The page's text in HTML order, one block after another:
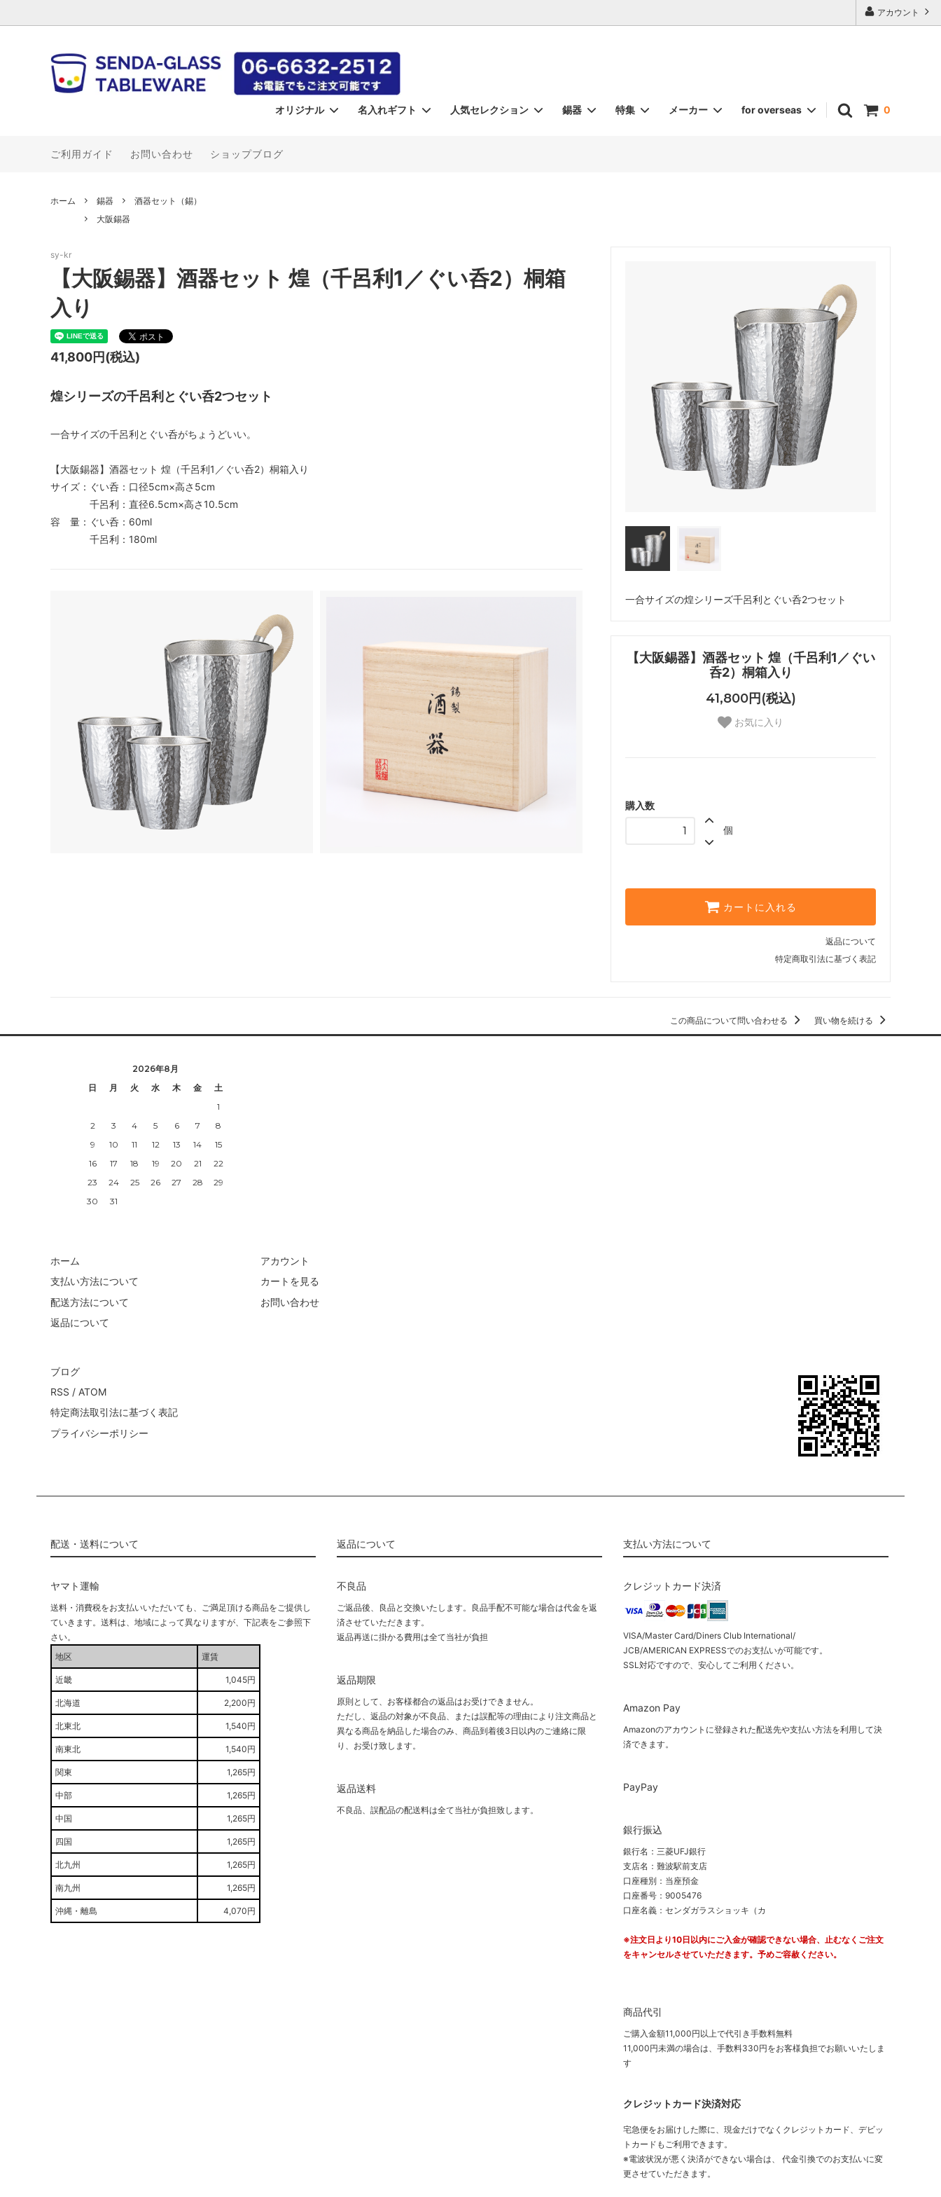
アカウント
0
オリジナル
冷香 環 -tamaki-
名入れギフト
《名入れ》ステンレスタンブラー 《名入れ》錫器
人気セレクション
ガラス皿 皿
酒器
錫器
タンブラー・ビアジョッキ（錫） 千呂利・徳利・タンポ（錫）
特集
飲食店さん応援企画
メーカー
アデリア 大阪錫器
ミヤザキ食器
カリタ ユキワ カンダ
吉谷硝子
for overseas
Shop Online Bulk / Custom Orders
ご利用ガイド お問い合わせ ショップブログ
ホーム 錫器
酒器セット（錫）
大阪錫器
一合サイズの煌シリーズ千呂利とぐい呑2つセット
【大阪錫器】酒器セット 煌（千呂利1／ぐい
呑2）桐箱入り
41,800円(税込)
お気に入り
購入数
個
カートに入れる
返品について
特定商取引法に基づく表記
sy-kr
【大阪錫器】酒器セット 煌（千呂利1／ぐい呑2）桐箱
入り
41,800円(税込)
煌シリーズの千呂利とぐい呑2つセット
一合サイズの千呂利とぐい呑がちょうどいい。
【大阪錫器】酒器セット 煌（千呂利1／ぐい呑2）桐箱入り
サイズ：ぐい呑：口径5cm×高さ5cm
千呂利：直径6.5cm×高さ10.5cm
容 量：ぐい呑：60ml
千呂利：180ml
この商品について問い合わせる 買い物を続ける
2026年8月
日
月 火 水 木 金
土
1
2
3 4 5 6 7
8
9
10 11 12 13 14
15
16
17 18 19 20 21
22
23
24 25 26 27 28
29
30
31
ホーム
支払い方法について
配送方法について
返品について
アカウント
カートを見る
お問い合わせ
ブログ
RSS / ATOM
特定商法取引法に基づく表記
プライバシーポリシー
配送・送料について
ヤマト運輸
送料・消費税をお支払いいただいても、ご満足頂ける商品をご提供し
ていきます。送料は、地域によって異なりますが、下記表をご参照下
さい。
地区
運賃
近畿 1,045円
北海道 2,200円
北東北 1,540円
南東北 1,540円
関東 1,265円
中部 1,265円
中国 1,265円
四国 1,265円
北九州 1,265円
南九州 1,265円
沖縄・離島 4,070円
返品について
不良品
ご返品後、良品と交換いたします。良品手配不可能な場合は代金を返
済させていただきます。
返品再送に掛かる費用は全て当社が負担
返品期限
原則として、お客様都合の返品はお受けできません。
ただし、返品の対象が不良品、または誤配等の理由により注文商品と
異なる商品を納品した場合のみ、商品到着後3日以内のご連絡に限
り、お受け致します。
返品送料
不良品、誤配品の配送料は全て当社が負担致します。
支払い方法について
クレジットカード決済
VISA/Master Card/Diners Club International/
JCB/AMERICAN EXPRESSでのお支払いが可能です。
SSL対応ですので、安心してご利用ください。
Amazon Pay
Amazonのアカウントに登録された配送先や支払い方法を利用して決
済できます。
PayPay
銀行振込
銀行名：三菱UFJ銀行
支店名：難波駅前支店
口座種別：当座預金
口座番号：9005476
口座名義：センダガラスショッキ（カ
※注文日より10日以内にご入金が確認できない場合、止むなくご注文
をキャンセルさせていただきます。予めご容赦ください。
商品代引
ご購入金額11,000円以上で代引き手数料無料
11,000円未満の場合は、手数料330円をお客様負担でお願いいたしま
す
クレジットカード決済対応
宅急便をお届けした際に、現金だけでなくクレジットカード、デビッ
トカードもご利用できます。
※電波状況が悪く決済ができない場合は、 代金引換でのお支払いに変
更させていただきます。